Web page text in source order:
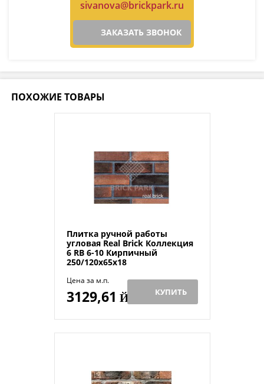
sivanova@brickpark.ru
ЗАКАЗАТЬ ЗВОНОК
ПОХОЖИЕ ТОВАРЫ
Плитка ручной работы
угловая Real Brick Коллекция
6 RB 6-10 Кирпичный
250/120х65х18
Цена за м.п.
3129,61 Й КУПИТЬ